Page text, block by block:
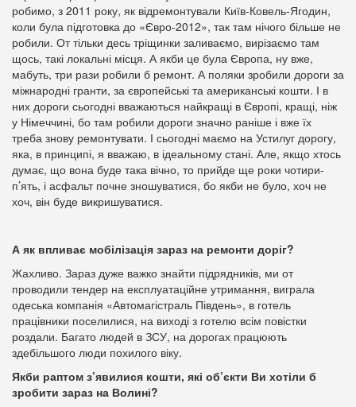
робимо, з 2011 року, як відремонтували Київ-Ковель-Ягодин,
коли була підготовка до «Євро-2012», так там нічого більше не
робили. От тільки десь тріщинки заливаємо, вирізаємо там
щось, такі локальні місця. А якби це була Європа, ну вже,
мабуть, три рази робили б ремонт. А поляки зробили дороги за
міжнародні гранти, за європейські та американські кошти. І в
них дороги сьогодні вважаються найкращі в Європі, кращі, ніж
у Німеччині, бо там робили дороги значно раніше і вже їх
треба знову ремонтувати. І сьогодні маємо на Устилуг дорогу,
яка, в принципі, я вважаю, в ідеальному стані. Але, якщо хтось
думає, що вона буде така вічно, то прийде ще роки чотири-
п’ять, і асфальт почне зношуватися, бо якби не було, хоч не
хоч, він буде викришуватися.
А як впливає мобілізація зараз на ремонти доріг?
Жахливо. Зараз дуже важко знайти підрядників, ми от
проводили тендер на експлуатаційне утримання, виграла
одеська компанія «Автомагістраль Південь», в готель
працівники поселилися, на виході з готелю всім повістки
роздали. Багато людей в ЗСУ, на дорогах працюють
здебільшого люди похилого віку.
Якби раптом з’явилися кошти, які об’єкти Ви хотіли б
зробити зараз на Волині?